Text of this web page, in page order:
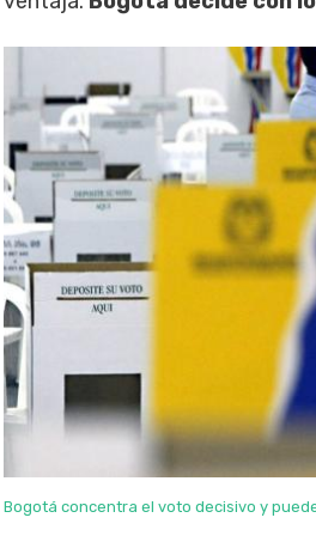
Bogotá concentra el voto decisivo y